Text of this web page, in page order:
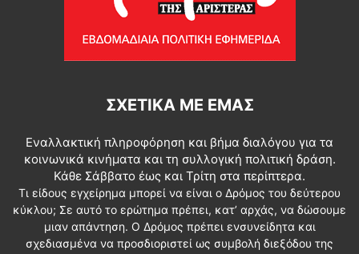
ΣΧΕΤΙΚΆ ΜΕ ΕΜΆΣ
Εναλλακτική πληροφόρηση και βήμα διαλόγου για τα
κοινωνικά κινήματα και τη συλλογική πολιτική δράση.
Κάθε Σάββατο έως και Τρίτη στα περίπτερα.
Τι είδους εγχείρημα μπορεί να είναι ο Δρόμος του δεύτερου
κύκλου; Σε αυτό το ερώτημα πρέπει, κατ’ αρχάς, να δώσουμε
μιαν απάντηση. Ο Δρόμος πρέπει ενσυνείδητα και
σχεδιασμένα να προσδιοριστεί ως συμβολή διεξόδου της